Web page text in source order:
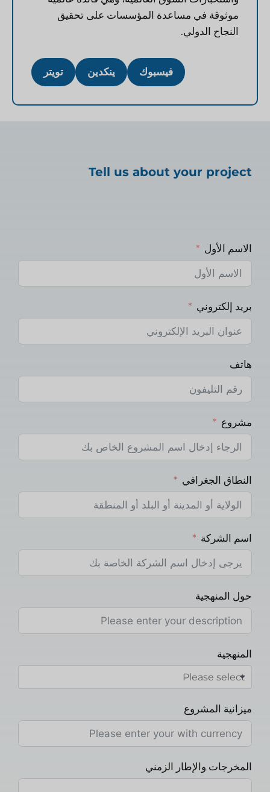
موثوقة في مساعدة المؤسسات على تحقيق
النجاح الدولي.
فيسبوك ينكدين تويتر
Tell us about your project
الاسم الأول
بريد إلكتروني
هاتف
مشروع
النطاق الجغرافي
اسم الشركة
حول المنهجية
المنهجية
ميزانية المشروع
المخرجات والإطار الزمني